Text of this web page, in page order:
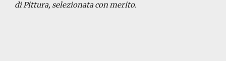
di Pittura, selezionata con merito.